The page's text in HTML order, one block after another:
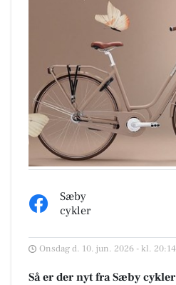
Sæby
cykler
Onsdag d. 10. jun. 2026 - kl. 20:14
Så er der nyt fra Sæby cykler